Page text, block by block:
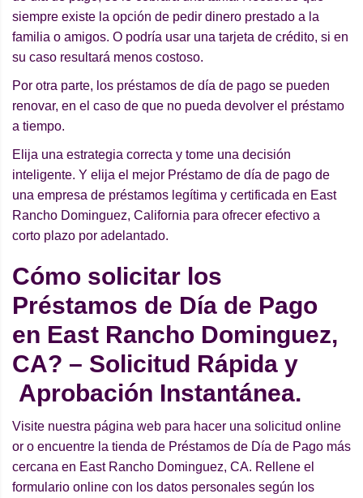
siempre existe la opción de pedir dinero prestado a la
familia o amigos. O podría usar una tarjeta de crédito, si en
su caso resultará menos costoso.
Por otra parte, los préstamos de día de pago se pueden
renovar, en el caso de que no pueda devolver el préstamo
a tiempo.
Elija una estrategia correcta y tome una decisión
inteligente. Y elija el mejor Préstamo de día de pago de
una empresa de préstamos legítima y certificada en East
Rancho Dominguez, California para ofrecer efectivo a
corto plazo por adelantado.
Cómo solicitar los
Préstamos de Día de Pago
en East Rancho Dominguez,
CA? – Solicitud Rápida y
Aprobación Instantánea.
Visite nuestra página web para hacer una solicitud online
or o encuentre la tienda de Préstamos de Día de Pago más
cercana en East Rancho Dominguez, CA. Rellene el
formulario online con los datos personales según los